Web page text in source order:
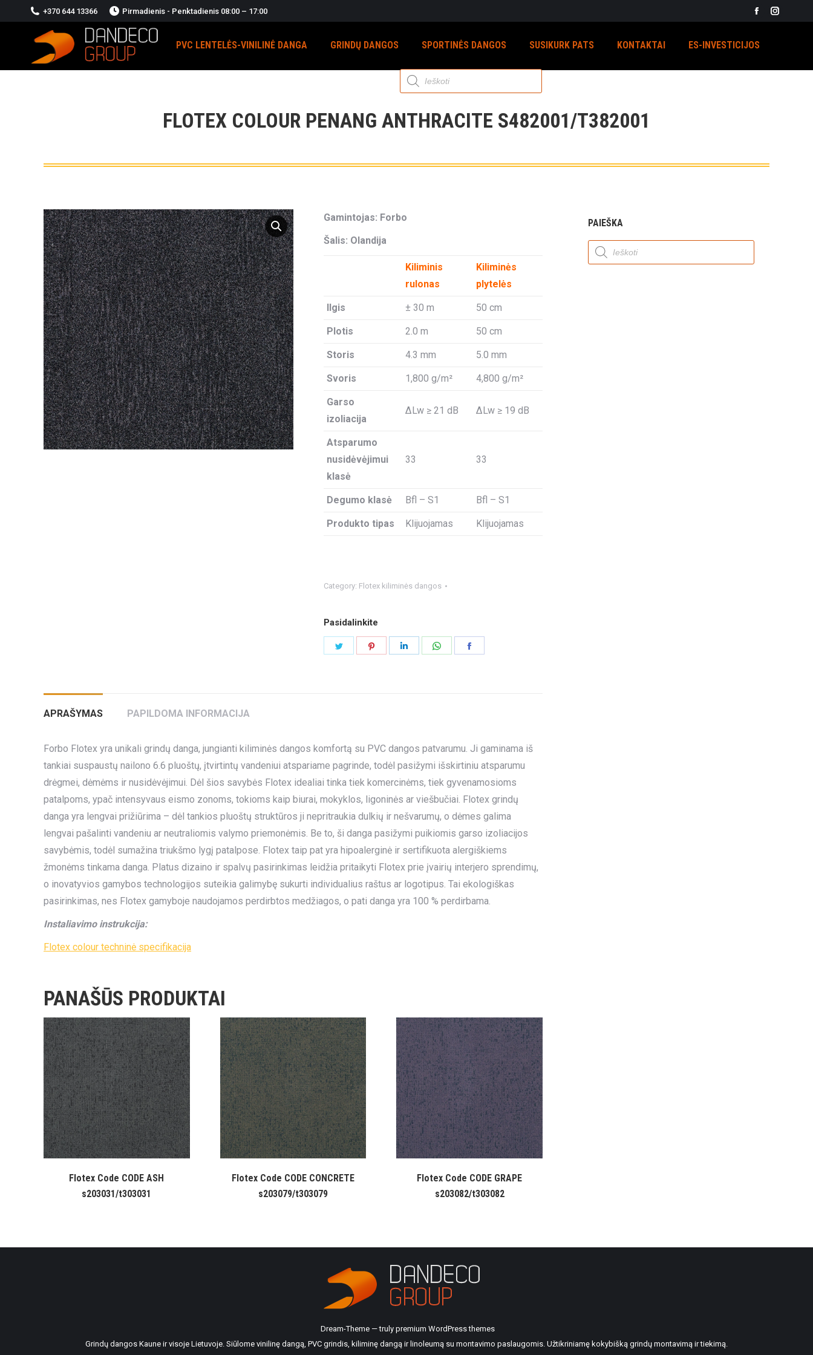
+370 644 13366 Pirmadienis - Penktadienis 08:00 – 17:00
Facebook
opens
PVC LENTELĖS-VINILINĖ DANGA GRINDŲ DANGOS SPORTINĖS DANGOS SUSIKURK PATS KONTAKTAI ES-INVESTICIJOS
Products
search
FLOTEX COLOUR PENANG ANTHRACITE S482001/T382001
Gamintojas: Forbo
Šalis: Olandija
Kiliminis
rulonas
Kiliminės
plytelės
Ilgis ± 30 m 50 cm
Plotis 2.0 m 50 cm
Storis 4.3 mm 5.0 mm
Svoris 1,800 g/m² 4,800 g/m²
Garso
izoliacija
ΔLw ≥ 21 dB ΔLw ≥ 19 dB
Atsparumo
nusidėvėjimui
klasė
33 33
Degumo klasė Bfl – S1 Bfl – S1
Produkto tipas Klijuojamas Klijuojamas
Category: Flotex kiliminės dangos
Pasidalinkite
Share
Share
APRAŠYMAS PAPILDOMA INFORMACIJA
Forbo Flotex yra unikali grindų danga, jungianti kiliminės dangos komfortą su PVC dangos patvarumu. Ji gaminama iš
tankiai suspaustų nailono 6.6 pluoštų, įtvirtintų vandeniui atspariame pagrinde, todėl pasižymi išskirtiniu atsparumu
drėgmei, dėmėms ir nusidėvėjimui. Dėl šios savybės Flotex idealiai tinka tiek komercinėms, tiek gyvenamosioms
patalpoms, ypač intensyvaus eismo zonoms, tokioms kaip biurai, mokyklos, ligoninės ar viešbučiai. Flotex grindų
danga yra lengvai prižiūrima – dėl tankios pluoštų struktūros ji nepritraukia dulkių ir nešvarumų, o dėmes galima
lengvai pašalinti vandeniu ar neutraliomis valymo priemonėmis. Be to, ši danga pasižymi puikiomis garso izoliacijos
savybėmis, todėl sumažina triukšmo lygį patalpose. Flotex taip pat yra hipoalerginė ir sertifikuota alergiškiems
žmonėms tinkama danga. Platus dizaino ir spalvų pasirinkimas leidžia pritaikyti Flotex prie įvairių interjero sprendimų,
o inovatyvios gamybos technologijos suteikia galimybę sukurti individualius raštus ar logotipus. Tai ekologiškas
pasirinkimas, nes Flotex gamyboje naudojamos perdirbtos medžiagos, o pati danga yra 100 % perdirbama.
Instaliavimo instrukcija:
Flotex colour techninė specifikacija
PANAŠŪS PRODUKTAI
Flotex Code CODE ASH
s203031/t303031
Flotex Code CODE CONCRETE
s203079/t303079
Flotex Code CODE GRAPE
s203082/t303082
PAIEŠKA
Products
search
Dream-Theme — truly premium WordPress themes
Grindų dangos Kaune ir visoje Lietuvoje. Siūlome vinilinę dangą, PVC grindis, kiliminę dangą ir linoleumą su montavimo paslaugomis. Užtikriniamę kokybišką grindų montavimą ir tiekimą.